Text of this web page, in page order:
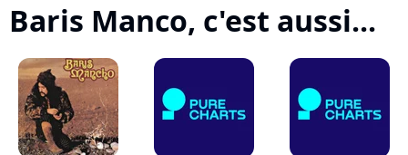
Baris Manco, c'est aussi...